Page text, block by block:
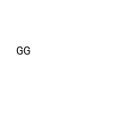
GG